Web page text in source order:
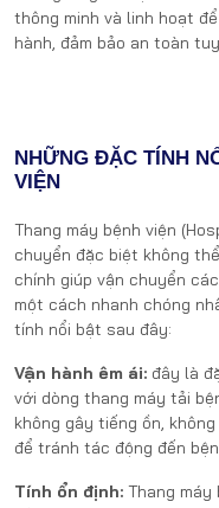
thông minh và linh hoạt
hành, đảm bảo an toàn
NHỮNG ĐẶC TÍNH
VIỆN
Thang máy bệnh viện
chuyển đặc biệt không
chính giúp vận chuyển
một cách nhanh chóng
tính nổi bật sau đây:
Vận hành êm ái: đây là
với dòng thang máy tải
không gây tiếng ồn,
để tránh tác động đến
Tính ổn định: Thang máy